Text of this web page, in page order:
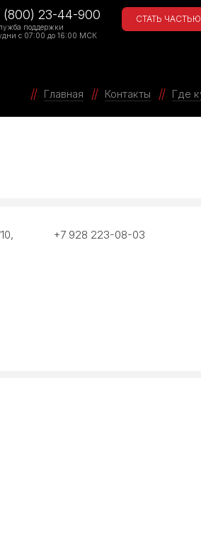
(800) 23-44-900
поддержки
с 07:00 до 16:00 МСК
СТАТЬ
Главная Контакты Где
+7 928 223-08-03